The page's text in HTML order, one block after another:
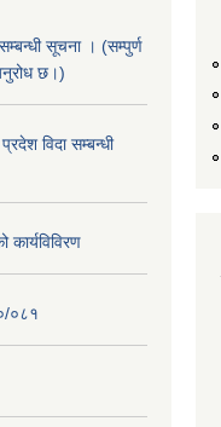
सूचना । (सम्पुर्ण
छ।)
विदा सम्बन्धी
कार्यविविरण
०८१